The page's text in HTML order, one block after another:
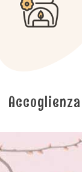
Accoglienza